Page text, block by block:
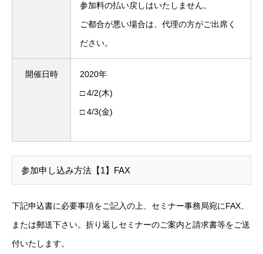
参加料の払い戻しはいたしません。
ご都合が悪い場合は、代理の方がご出席く
ださい。
開催日時
2020年
□ 4/2(木)
□ 4/3(金)
参加申し込み方法【1】FAX
下記申込書に必要事項をご記入の上、セミナー事務局宛にFAX、
または郵送下さい。折り返しセミナーのご案内と請求書等をご送
付いたします。